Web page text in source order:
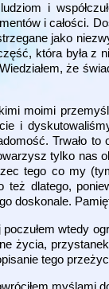
ludziom i
i całości.
jako
która była z
że
moimi
i
Trwało to
tylko nas
tego co my
też dlatego,
doskonale.
wtedy
życia,
tego